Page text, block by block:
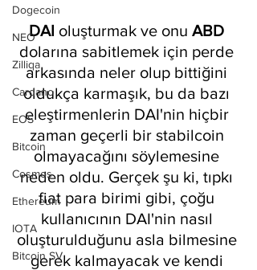
Dogecoin
NEO
Zilliqa
Cardano
EOS
Bitcoin
Cosmos
Ethereum
IOTA
Bitcoin SV
DAI oluşturmak ve onu ABD
dolarına sabitlemek için perde
arkasında neler olup bittiğini
oldukça karmaşık, bu da bazı
eleştirmenlerin DAI'nin hiçbir
zaman geçerli bir stabilcoin
olmayacağını söylemesine
neden oldu. Gerçek şu ki, tıpkı
fiat para birimi gibi, çoğu
kullanıcının DAI'nin nasıl
oluşturulduğunu asla bilmesine
gerek kalmayacak ve kendi